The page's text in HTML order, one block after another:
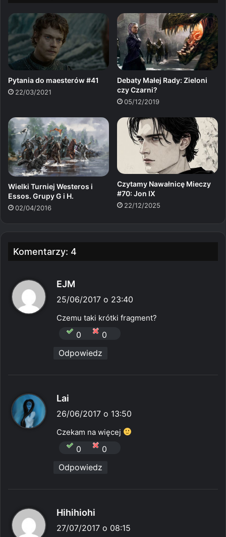
Pytania do maesterów #41
22/03/2021
Debaty Małej Rady: Zieloni
czy Czarni?
05/12/2019
Wielki Turniej Westeros i
Essos. Grupy G i H.
02/04/2016
Czytamy Nawałnicę Mieczy
#70: Jon IX
22/12/2025
Komentarzy: 4
EJM
i
e
:
25/06/2017 o 23:40
Czemu taki krótki fragment?
0
0
Odpowiedz
Lai
i
:
26/06/2017 o 13:50
Czekam na więcej
0
0
Odpowiedz
Hihihiohi
i
27/07/2017 o 08:15